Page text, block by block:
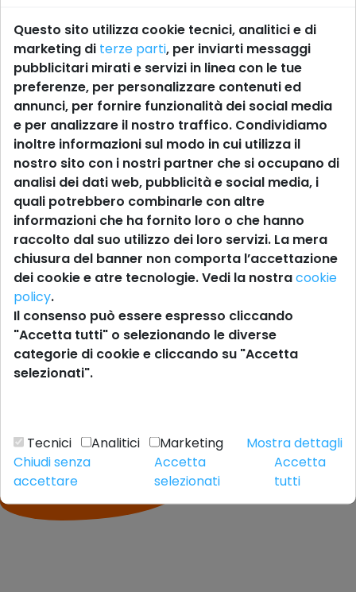
Questo sito utilizza cookie tecnici, analitici e di
marketing di terze parti, per inviarti messaggi
pubblicitari mirati e servizi in linea con le tue
preferenze, per personalizzare contenuti ed
annunci, per fornire funzionalità dei social media
e per analizzare il nostro traffico. Condividiamo
inoltre informazioni sul modo in cui utilizza il
nostro sito con i nostri partner che si occupano di
analisi dei dati web, pubblicità e social media, i
quali potrebbero combinarle con altre
informazioni che ha fornito loro o che hanno
raccolto dal suo utilizzo dei loro servizi. La mera
chiusura del banner non comporta l’accettazione
dei cookie e atre tecnologie. Vedi la nostracookie
policy.
Il consenso può essere espresso cliccando
"Accetta tutti" o selezionando le diverse
categorie di cookie e cliccando su "Accetta
selezionati".
Tecnici Analitici Marketing
Mostra dettagli
Chiudi senza
accettare
Accetta
selezionati
Accetta
tutti